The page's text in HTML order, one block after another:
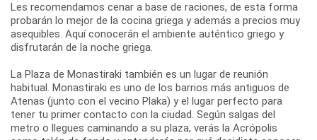
Les recomendamos cenar a base de raciones, de esta forma
probarán lo mejor de la cocina griega y además a precios muy
asequibles. Aquí conocerán el ambiente auténtico griego y
disfrutarán de la noche griega.
La Plaza de Monastiraki también es un lugar de reunión
habitual. Monastiraki es uno de los barrios más antiguos de
Atenas (junto con el vecino Plaka) y el lugar perfecto para
tener tu primer contacto con la ciudad. Según salgas del
metro o llegues caminando a su plaza, verás la Acrópolis